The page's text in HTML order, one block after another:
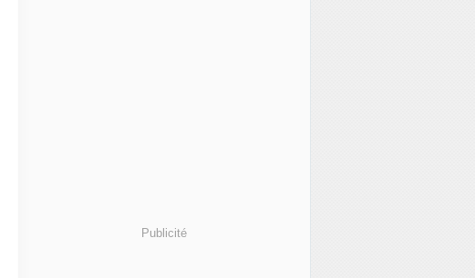
Publicité